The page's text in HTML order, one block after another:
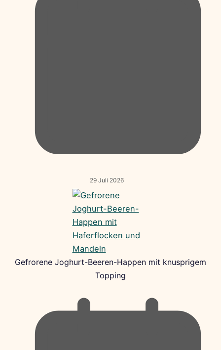
29 Juli 2026
Gefrorene Joghurt-Beeren-Happen mit knusprigem
Topping